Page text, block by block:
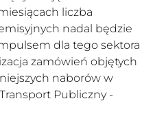
liczba
nadal będzie
dla tego sektora
zamówień objętych
naborów w
Publiczny -